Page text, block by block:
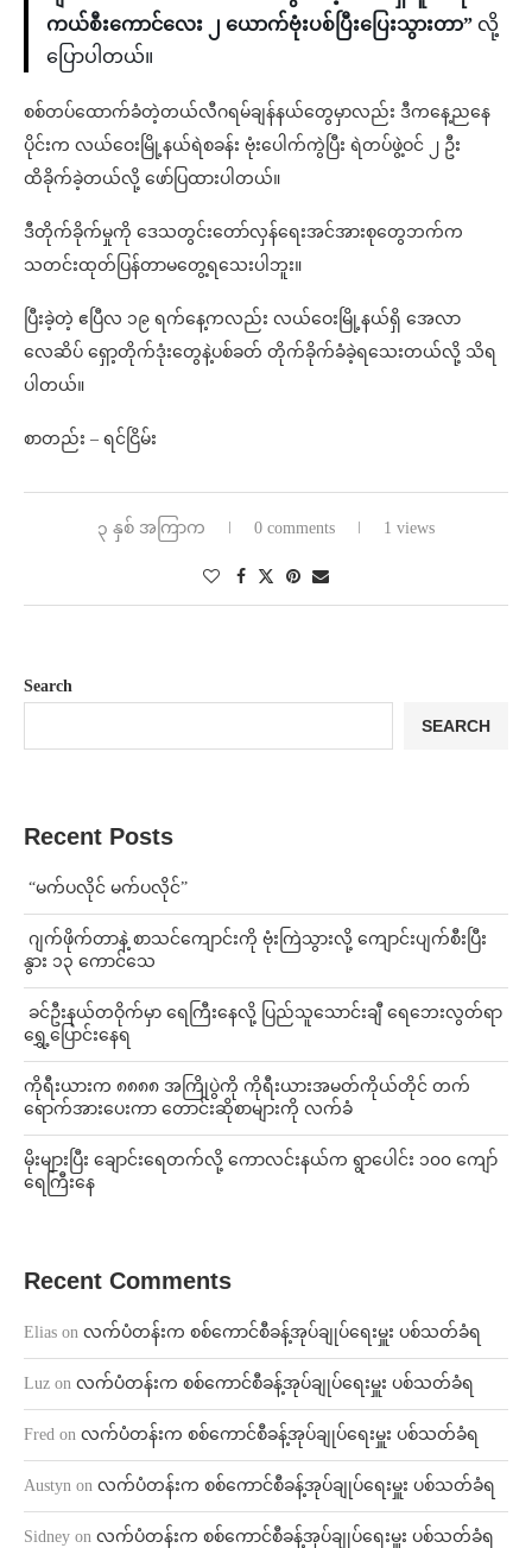
ကယ်စီးကောင်လေး ၂ ယောက်ဗုံးပစ်ပြီးပြေးသွားတာ” လို့
ပြောပါတယ်။
စစ်တပ်ထောက်ခံတဲ့တယ်လီဂရမ်ချန်နယ်တွေမှာလည်း ဒီကနေ့ညနေ
ပိုင်းက လယ်ဝေးမြို့နယ်ရဲစခန်း ဗုံးပေါက်ကွဲပြီး ရဲတပ်ဖွဲ့ဝင် ၂ ဦး
ထိခိုက်ခဲ့တယ်လို့ ဖော်ပြထားပါတယ်။
ဒီတိုက်ခိုက်မှုကို ဒေသတွင်းတော်လှန်ရေးအင်အားစုတွေဘက်က
သတင်းထုတ်ပြန်တာမတွေ့ရသေးပါဘူး။
ပြီးခဲ့တဲ့ ဧပြီလ ၁၉ ရက်နေ့ကလည်း လယ်ဝေးမြို့နယ်ရှိ အေလာ
လေဆိပ် ရှော့တိုက်ဒုံးတွေနဲ့ပစ်ခတ် တိုက်ခိုက်ခံခဲ့ရသေးတယ်လို့ သိရ
ပါတယ်။
စာတည်း – ရင်ငြိမ်း
၃ နှစ် အကြာက 0 comments 1 views
Search
SEARCH
Recent Posts
⁨ ⁨“မက်ပလိုင် မက်ပလိုင်”
⁨⁩ ⁨ဂျက်ဖိုက်တာနဲ့ စာသင်ကျောင်းကို ဗုံးကြဲသွားလို့ ကျောင်းပျက်စီးပြီး
နွား ၁၃ ကောင်သေ
⁩ ⁨ခင်ဦးနယ်တဝိုက်မှာ ရေကြီးနေလို့ ပြည်သူသောင်းချီ ရေဘေးလွတ်ရာ
ရွှေ့ပြောင်းနေရ
ကိုရီးယားက ၈၈၈၈ အကြိုပွဲကို ကိုရီးယားအမတ်ကိုယ်တိုင် တက်
ရောက်အားပေးကာ တောင်းဆိုစာများကို လက်ခံ
⁨မိုးများပြီး ချောင်းရေတက်လို့ ကောလင်းနယ်က ရွာပေါင်း ၁၀၀ ကျော်
ရေကြီးနေ
Recent Comments
Elias on လက်ပံတန်းက စစ်ကောင်စီခန့်အုပ်ချုပ်ရေးမှူး ပစ်သတ်ခံရ
Luz on လက်ပံတန်းက စစ်ကောင်စီခန့်အုပ်ချုပ်ရေးမှူး ပစ်သတ်ခံရ
Fred on လက်ပံတန်းက စစ်ကောင်စီခန့်အုပ်ချုပ်ရေးမှူး ပစ်သတ်ခံရ
Austyn on လက်ပံတန်းက စစ်ကောင်စီခန့်အုပ်ချုပ်ရေးမှူး ပစ်သတ်ခံရ
Sidney on လက်ပံတန်းက စစ်ကောင်စီခန့်အုပ်ချုပ်ရေးမှူး ပစ်သတ်ခံရ